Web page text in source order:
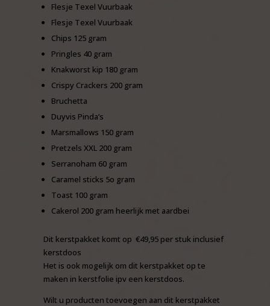
Flesje Texel Vuurbaak
Flesje Texel Vuurbaak
Chips 125 gram
Pringles 40 gram
Knakworst kip 180 gram
Crispy Crackers 200 gram
Bruchetta
Duyvis Pinda’s
Marsmallows 150 gram
Pretzels XXL 200 gram
Serranoham 60 gram
Caramel sticks 5o gram
Toast 100 gram
Cakerol 200 gram heerlijk met aardbei
Dit kerstpakket komt op €49,95 per stuk inclusief
kerstdoos
Het is ook mogelijk om dit kerstpakket op te
maken in kerstfolie ipv een kerstdoos.
Wilt u producten toevoegen aan dit kerstpakket